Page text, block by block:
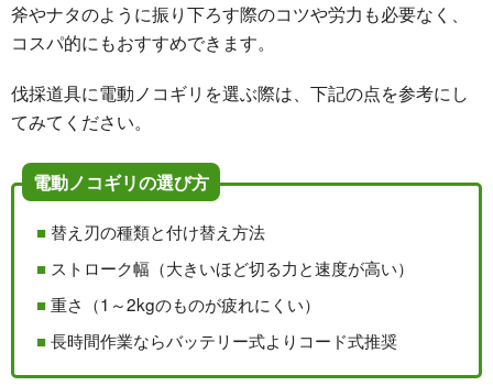
斧やナタのように振り下ろす際のコツや労力も必要なく、
コスパ的にもおすすめできます。
伐採道具に電動ノコギリを選ぶ際は、下記の点を参考にし
てみてください。
電動ノコギリの選び方
替え刃の種類と付け替え方法
ストローク幅（大きいほど切る力と速度が高い）
重さ（1～2kgのものが疲れにくい）
長時間作業ならバッテリー式よりコード式推奨